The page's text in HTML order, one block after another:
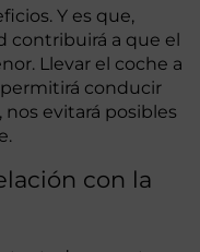
Y es que,
contribuirá a que el
Llevar el coche a
conducir
evitará posibles
con la